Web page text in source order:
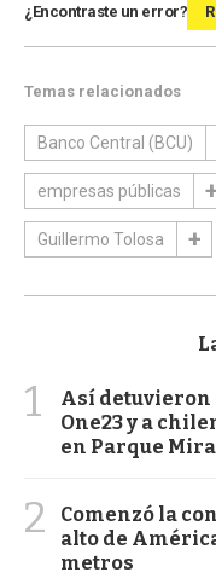
¿Encontraste un error?
Temas relacionados
Banco Central (BCU)
empresas públicas
Guillermo Tolosa
1
Así detuvieron
One23 y a
en Parque
2
Comenzó la
alto de
metros